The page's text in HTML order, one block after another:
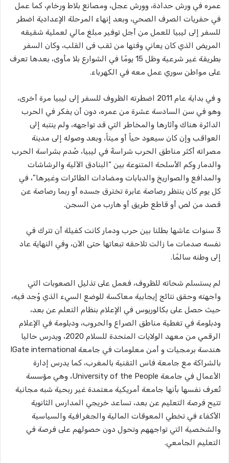
عمره في ورش حدادة، وورش عجل، ومصانع بلاط ورخام، كما عمل
في حفريات الصرف الصحي، وبعد إنهاء المرحلة الإعدادية اضطر
للسفر إلى ليبيا للعمل من أجل توفير مبلغ مالي لعملية شقيقه
المريض الذي كان يعاني وقتها من ثقب فى القلب، وكان السفر
بطريقة غير شرعية وظل 15 يومًا في الشوارع بلا مأوى، بعدها تعرف
على مواطن سوري عمل معه في الكهرباء.
و في بداية عام 2011 اضطرته الظروف للسفر إلى ليبيا مرة أخرى،
وهو في سن السادسة عشرة من عمره، دون أن يفكر في الحرب
الدائرة هناك وآثارها والمخاطر التي قد تواجهه، ولم ينتبه إلى
العواقب وإن كان سيعود حياً أو ميتاً، وبعد وصوله إلى مدينة
مصراته أكثر مناطق الحرب شراسةً في ليبيا، صُدم بشراسة الحرب
والدمار وكم الأسلحة المتنوعة بين “البنادق الآلية والرشاشات
والمدافع والصواريخ والدبابات ومضادات الطائرات وغيرها”، في
كل يوم كان ينتظر رصاصة عابرة تخترق جسده أو ربما رصاصة عن
قصد من لص أو قاطع طريق أو هارب من السجن.
3 سنوات عاشها بطلنا بين حرب ودمار كانت كفيلة أن تترك في
نفسه صدمات ما زالت تلاحقه تبعاتها حتى الآن، وفي النهاية عاد
إلى وطنه سالمًا.
لم يستسلم شحاته للظروف، فعمل على تذليل الصعوبات التي
واجهته وحقق نتائج إيجابية معاكسة للوضع السيء الذي وُجد فيه،
حيث حصل على بكالوريوس في الإعلام بنظام التعلم عن بعد،
ودبلومة في تغطية مناطق الصراع والحروب، ودبلومة في الإعلام
الرقمي من معهد الولايات المتحدة للسلام 2020، ويدرس حاليا
هندسة برمجيات و أمن معلومات في جامعة IGate international
بالشراكة مع جامعة فاس التقنية بالمغرب، كما يدرس إدارة
الأعمال في جامعة University of the People، وهي مؤسسة
تُعرف نفسها بأنها جامعة أمريكية معتمدة غير ربحية شبه مجانية
تتيح فرصة التعليم عن بعد، تساعد خريجي المدارس الثانوية
الأكفاء في تخطي المعوقات المالية والجغرافية والسياسية
والشخصية التي تواجههم وتحول دون حصولهم على فرصة في
التعليم الجامعي.